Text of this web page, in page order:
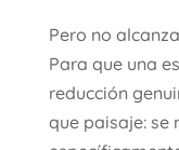
Pero no
Para que una
reducción
que paisaje: se